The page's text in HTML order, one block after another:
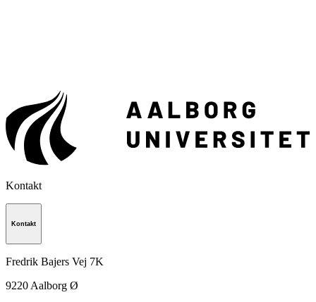
Kontakt
Kontakt
Fredrik Bajers Vej 7K
9220 Aalborg Ø